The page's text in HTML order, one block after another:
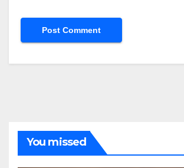
You missed